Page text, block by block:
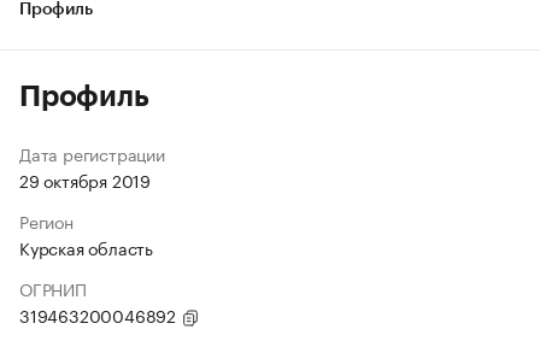
Профиль
Профиль
Дата регистрации
29 октября 2019
Регион
Курская область
ОГРНИП
319463200046892